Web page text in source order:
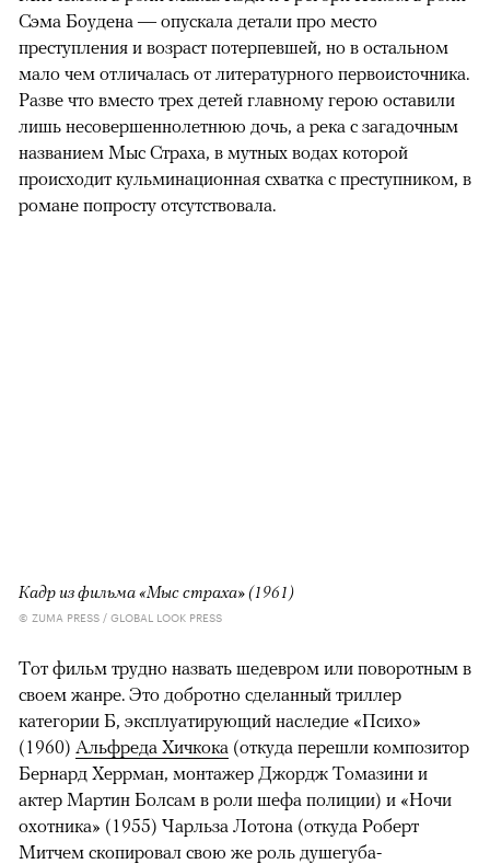
повествовал об адвокате Сэме Боудене, который во
время Второй мировой дал показания против своего
однополчанина Макса Кэди, изнасиловавшего 14-
летнюю девочку. Первая экранизация — с Робертом
Митчемом в роли Макса Кэди и Грегори Пеком в роли
Сэма Боудена — опускала детали про место
преступления и возраст потерпевшей, но в остальном
мало чем отличалась от литературного первоисточника.
Кадр из фильма «Мыс страха» (1961)
© ZUMA PRESS / GLOBAL LOOK PRESS
Тот фильм трудно назвать шедевром или поворотным в
своем жанре. Это добротно сделанный триллер
категории Б, эксплуатирующий наследие «Психо»